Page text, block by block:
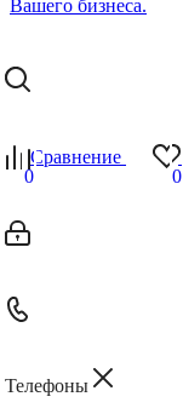
Сравнение
0
0
Телефоны